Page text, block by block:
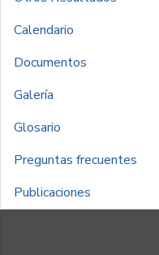
Calendario
Documentos
Galería
Glosario
Preguntas frecuentes
Publicaciones